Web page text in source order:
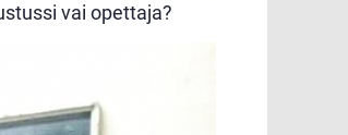
vai opettaja?